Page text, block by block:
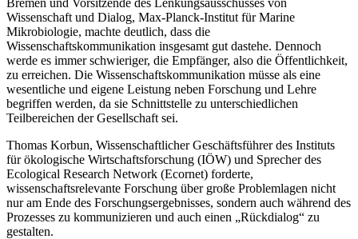
Wissenschaft und Dialog, Max-Planck-Institut für Marine
Mikrobiologie, machte deutlich, dass die
Wissenschaftskommunikation insgesamt gut dastehe. Dennoch
werde es immer schwieriger, die Empfänger, also die Öffentlichkeit,
zu erreichen. Die Wissenschaftskommunikation müsse als eine
wesentliche und eigene Leistung neben Forschung und Lehre
begriffen werden, da sie Schnittstelle zu unterschiedlichen
Teilbereichen der Gesellschaft sei.
Thomas Korbun, Wissenschaftlicher Geschäftsführer des Instituts
für ökologische Wirtschaftsforschung (IÖW) und Sprecher des
Ecological Research Network (Ecornet) forderte,
wissenschaftsrelevante Forschung über große Problemlagen nicht
nur am Ende des Forschungsergebnisses, sondern auch während des
Prozesses zu kommunizieren und auch einen „Rückdialog“ zu
gestalten.